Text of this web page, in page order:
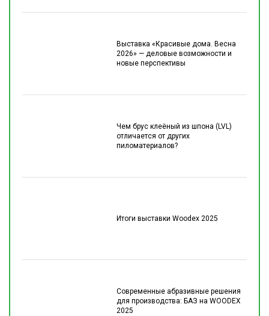
Выставка «Красивые дома. Весна
2026» — деловые возможности и
новые перспективы
Чем брус клеёный из шпона (LVL)
отличается от других
пиломатериалов?
Итоги выставки Woodex 2025
Современные абразивные решения
для производства: БАЗ на WOODEX
2025